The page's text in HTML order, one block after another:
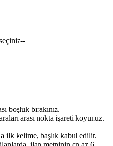
boşluk bırakınız.
arası nokta işareti koyunuz.
ilk kelime, başlık kabul edilir.
ilan metninin en az 6